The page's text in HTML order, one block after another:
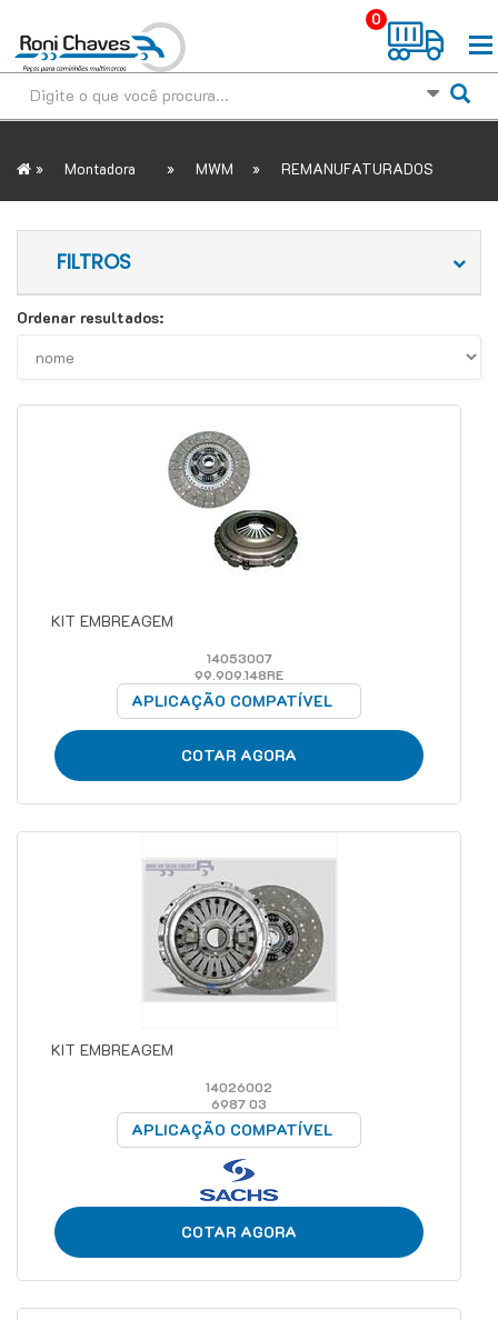
0
» Montadora » MWM » REMANUFATURADOS
FILTROS
Ordenar resultados:
KIT EMBREAGEM
14053007
99.909.148RE
APLICAÇÃO COMPATÍVEL
COTAR AGORA
KIT EMBREAGEM
14026002
6987 03
APLICAÇÃO COMPATÍVEL
COTAR AGORA